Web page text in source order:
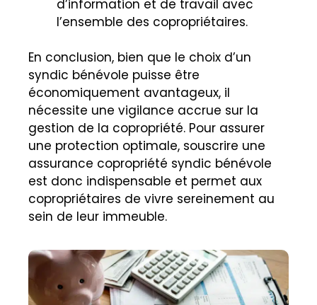
d’information et de travail avec
l’ensemble des copropriétaires.
En conclusion, bien que le choix d’un
syndic bénévole puisse être
économiquement avantageux, il
nécessite une vigilance accrue sur la
gestion de la copropriété. Pour assurer
une protection optimale, souscrire une
assurance copropriété syndic bénévole
est donc indispensable et permet aux
copropriétaires de vivre sereinement au
sein de leur immeuble.